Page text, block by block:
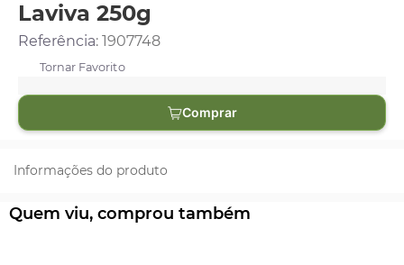
Laviva 250g
Referência: 1907748
Comprar
Informações do produto
Quem viu, comprou também